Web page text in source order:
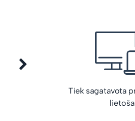
Tiek sagatavota